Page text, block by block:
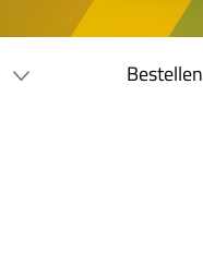
Bestellen